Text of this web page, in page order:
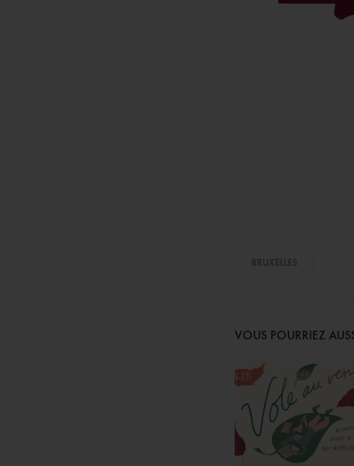
BRUXELLES
VOUS POURRIEZ